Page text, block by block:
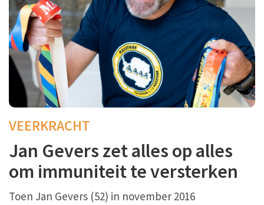
VEERKRACHT
Jan Gevers zet alles op alles
om immuniteit te versterken
Toen Jan Gevers (52) in november 2016